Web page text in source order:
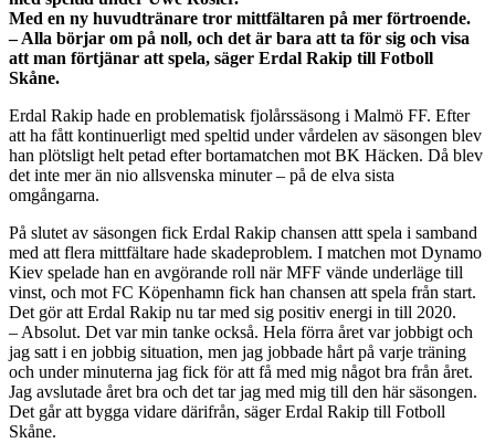
Med en ny huvudtränare tror mittfältaren på mer förtroende.
– Alla börjar om på noll, och det är bara att ta för sig och visa
att man förtjänar att spela, säger Erdal Rakip till Fotboll
Skåne.
Erdal Rakip hade en problematisk fjolårssäsong i Malmö FF. Efter
att ha fått kontinuerligt med speltid under vårdelen av säsongen blev
han plötsligt helt petad efter bortamatchen mot BK Häcken. Då blev
det inte mer än nio allsvenska minuter – på de elva sista
omgångarna.
På slutet av säsongen fick Erdal Rakip chansen attt spela i samband
med att flera mittfältare hade skadeproblem. I matchen mot Dynamo
Kiev spelade han en avgörande roll när MFF vände underläge till
vinst, och mot FC Köpenhamn fick han chansen att spela från start.
Det gör att Erdal Rakip nu tar med sig positiv energi in till 2020.
– Absolut. Det var min tanke också. Hela förra året var jobbigt och
jag satt i en jobbig situation, men jag jobbade hårt på varje träning
och under minuterna jag fick för att få med mig något bra från året.
Jag avslutade året bra och det tar jag med mig till den här säsongen.
Det går att bygga vidare därifrån, säger Erdal Rakip till Fotboll
Skåne.